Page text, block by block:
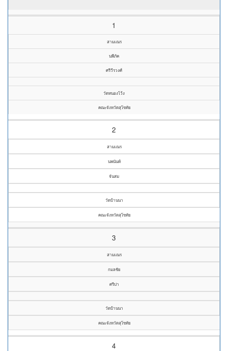
1
สามเณร
นพีภัค
ศรีวีรวงศ์
วัดหนองโว้ง
คณะจังหวัดสุโขทัย
2
สามเณร
นพนันท์
จันสม
วัดบ้านนา
คณะจังหวัดสุโขทัย
3
สามเณร
กมลชัย
ศรีปา
วัดบ้านนา
คณะจังหวัดสุโขทัย
4